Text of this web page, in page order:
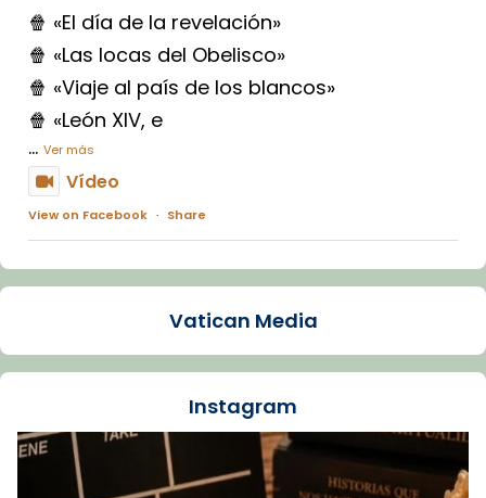
🍿 «El día de la revelación»
🍿 «Las locas del Obelisco»
🍿 «Viaje al país de los blancos»
🍿 «León XIV, e
... Ver más
Vídeo
View on Facebook · Share
Arquebisbat de Barcelona
La Carmina va patir depressió. Fa gairebé
dos mesos, a l'Estadi Lluís Companys, la
Recupera l'entrevista comp
Vatican
tican News 👇
Vatican Media
Instagram